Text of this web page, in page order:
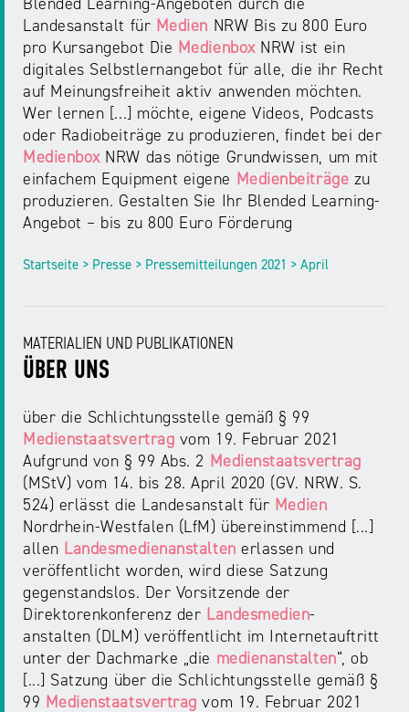
Blended Learning-Angeboten durch die
Landesanstalt für Medien NRW Bis zu 800 Euro
pro Kursangebot Die MedienboxNRW ist ein
digitales Selbstlernangebot für alle, die ihr Recht
auf Meinungsfreiheit aktiv anwenden möchten.
Wer lernen [...] möchte, eigene Videos, Podcasts
oder Radiobeiträge zu produzieren, findet bei der
MedienboxNRW das nötige Grundwissen, um mit
einfachem Equipment eigene Medienbeiträge zu
produzieren. Gestalten Sie Ihr Blended Learning-
Angebot – bis zu 800 Euro Förderung
Startseite > Presse > Pressemitteilungen 2021 > April
MATERIALIEN UND PUBLIKATIONEN
ÜBER UNS
über die Schlichtungsstelle gemäß § 99
Medienstaatsvertrag vom 19. Februar 2021
Aufgrund von § 99 Abs. 2 Medienstaatsvertrag
(MStV) vom 14. bis 28. April 2020 (GV. NRW. S.
524) erlässt die Landesanstalt für Medien
Nordrhein-Westfalen (LfM) übereinstimmend [...]
allen Landesmedienanstalten erlassen und
veröffentlicht worden, wird diese Satzung
gegenstandslos. Der Vorsitzende der
Direktorenkonferenz der Landesmedien-
anstalten (DLM) veröffentlicht im Internetauftritt
unter der Dachmarke „die medienanstalten“, ob
[...] Satzung über die Schlichtungsstelle gemäß §
99 Medienstaatsvertrag vom 19. Februar 2021